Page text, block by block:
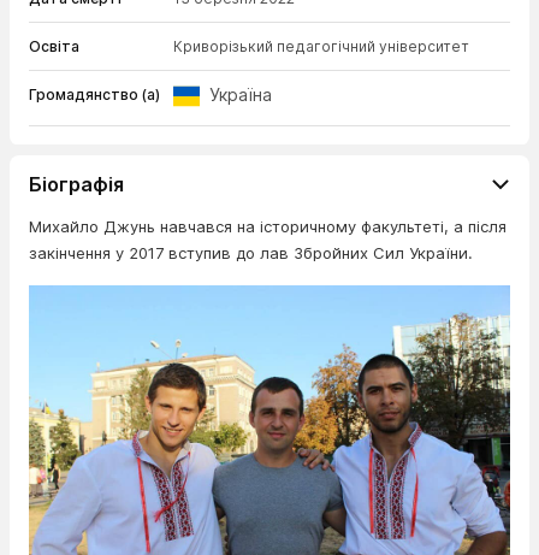
Освіта Криворізький педагогічний університет
Громадянство (а) Україна
Біографія
Михайло Джунь навчався на історичному факультеті, а після
закінчення у 2017 вступив до лав Збройних Сил України.